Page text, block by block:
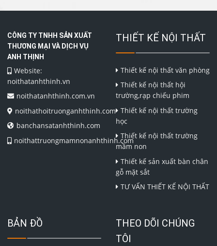
CÔNG TY TNHH SẢN XUẤT
THƯƠNG MẠI VÀ DỊCH VỤ
ANH THỊNH
Website:
noithatanhthinh.vn
noithatanhthinh.com.vn
noithathoitruonganhthinh.com
banchansatanhthinh.com
noithattruongmamnonanhthinh.com
THIẾT KẾ NỘI THẤT
Thiết kế nội thất văn phòng
Thiết kế nội thất hội
trường,rạp chiếu phim
Thiết kế nội thất trường
học
Thiết kế nội thất trường
mầm non
Thiết kế sản xuất bàn chân
gỗ mặt sắt
TƯ VẤN THIẾT KẾ NỘI THẤT
BẢN ĐỒ
THEO DÕI CHÚNG
TÔI